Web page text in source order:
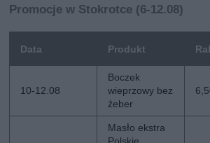
Promocje w Stokrotce (6-12.08)
Data Produkt
10-12.08
Boczek
wieprzowy bez
żeber
Masło ekstra
Polskie,